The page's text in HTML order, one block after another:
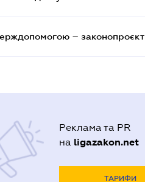
– законопроєкт
Реклама та PR
на ligazakon.net
ТАРИФИ